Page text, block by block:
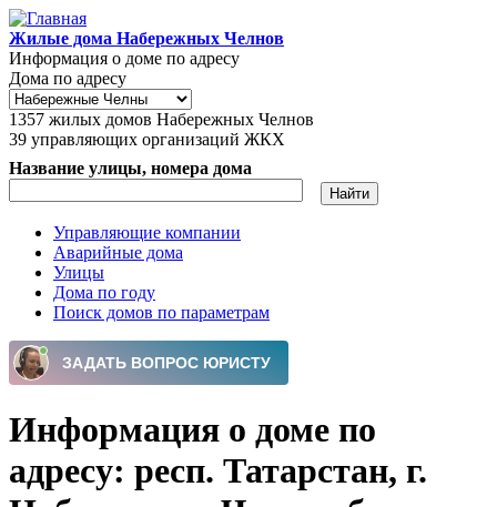
Перейти к основному содержанию
Жилые дома Набережных Челнов
Информация о доме по адресу
Дома по адресу
1357 жилых домов Набережных Челнов
39 управляющих организаций ЖКХ
Название улицы, номера дома
Главное меню
Управляющие компании
Аварийные дома
Улицы
Дома по году
Поиск домов по параметрам
Информация о доме по
адресу: респ. Татарстан, г.